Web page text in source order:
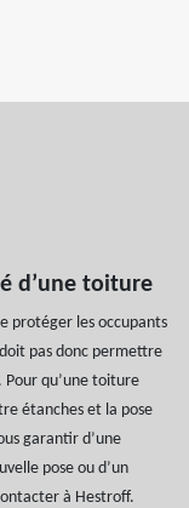
d’une toiture
protéger les occupants
pas donc permettre
Pour qu’une toiture
étanches et la pose
garantir d’une
pose ou d’un
à Hestroff.